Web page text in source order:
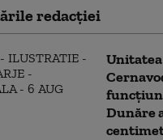
redacţiei
Unitatea
Dunăre